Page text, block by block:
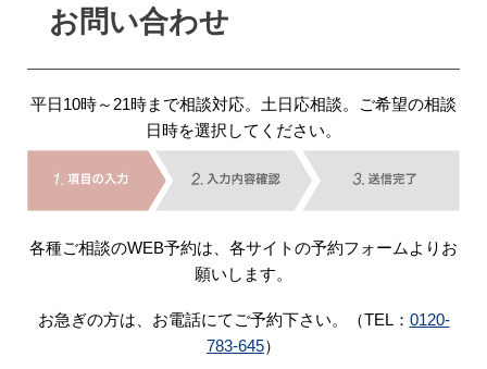
お問い合わせ
平日10時～21時まで相談対応。土日応相談。ご希望の相談
日時を選択してください。
各種ご相談のWEB予約は、各サイトの予約フォームよりお
願いします。
お急ぎの方は、お電話にてご予約下さい。（TEL： 0120-
783-645）